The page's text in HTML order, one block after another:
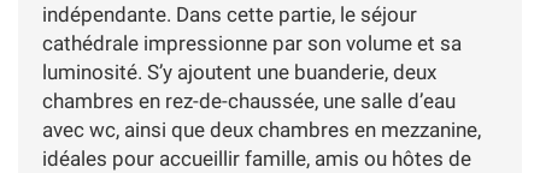
indépendante. Dans cette partie, le séjour
cathédrale impressionne par son volume et sa
luminosité. S’y ajoutent une buanderie, deux
chambres en rez-de-chaussée, une salle d’eau
avec wc, ainsi que deux chambres en mezzanine,
idéales pour accueillir famille, amis ou hôtes de